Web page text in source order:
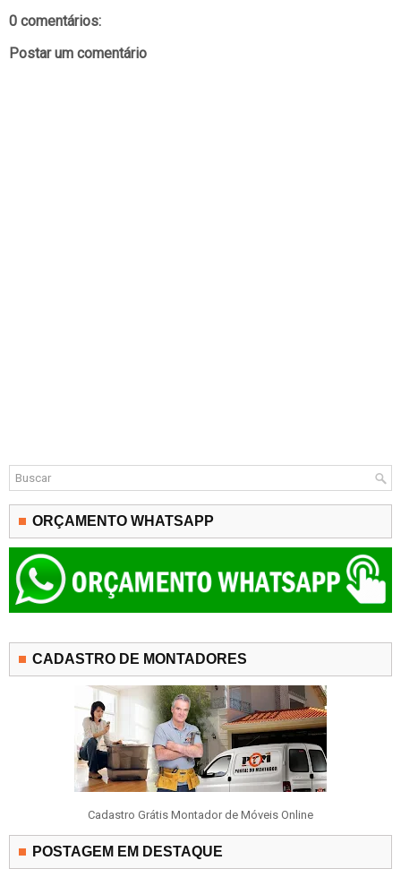
0 comentários:
Postar um comentário
ORÇAMENTO WHATSAPP
CADASTRO DE MONTADORES
Cadastro Grátis Montador de Móveis Online
POSTAGEM EM DESTAQUE